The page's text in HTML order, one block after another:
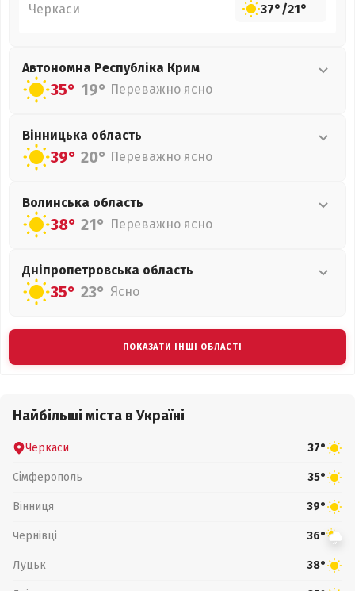
Черкаси 37°/21°
Автономна Республіка Крим
35° 19° Переважно ясно
Вінницька область
39° 20° Переважно ясно
Волинська область
38° 21° Переважно ясно
Дніпропетровська область
35° 23° Ясно
ПОКАЗАТИ ІНШІ ОБЛАСТІ
Найбільші міста в Україні
Черкаси 37°
Сімферополь 35°
Вінниця 39°
Чернівці 36°
Луцьк 38°